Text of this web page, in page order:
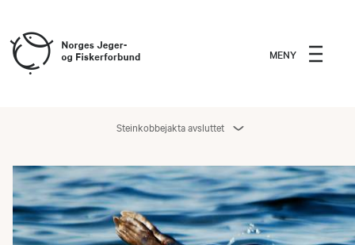
MENY
Steinkobbejakta avsluttet